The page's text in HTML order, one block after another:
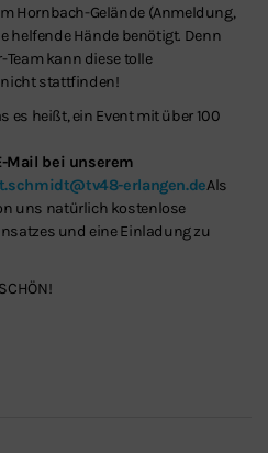
Hornbach-Gelände (Anmeldung,
helfende Hände benötigt. Denn
Team kann diese tolle
nicht stattfinden!
es heißt, ein Event mit über 100
Mail bei unserem
t.schmidt@tv48-erlangen.deAls
uns natürlich kostenlose
und eine Einladung zu